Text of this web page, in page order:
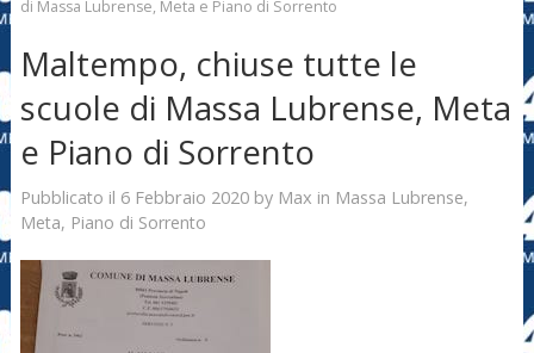
di Massa Lubrense, Meta e Piano di Sorrento
Maltempo, chiuse tutte le
scuole di Massa Lubrense, Meta
e Piano di Sorrento
Pubblicato il 6 Febbraio 2020by Max in Massa Lubrense,
Meta, Piano di Sorrento